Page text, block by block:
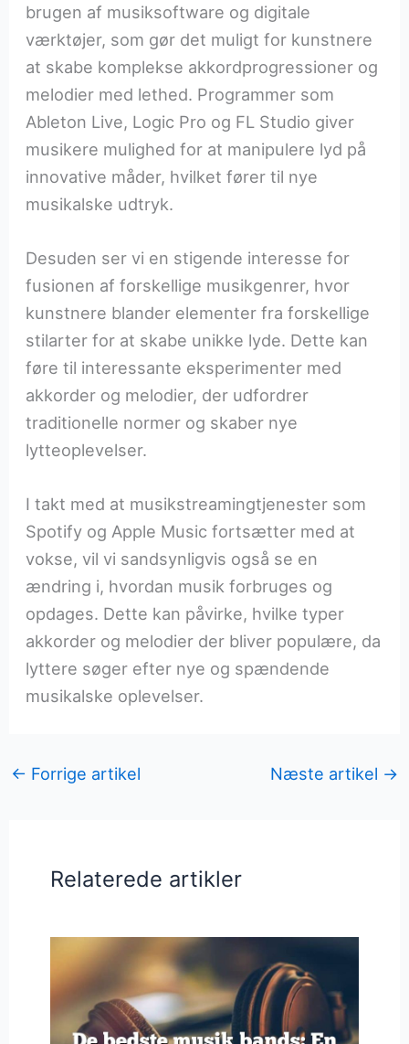
brugen af musiksoftware og digitale
værktøjer, som gør det muligt for kunstnere
at skabe komplekse akkordprogressioner og
melodier med lethed. Programmer som
Ableton Live, Logic Pro og FL Studio giver
musikere mulighed for at manipulere lyd på
innovative måder, hvilket fører til nye
musikalske udtryk.
Desuden ser vi en stigende interesse for
fusionen af forskellige musikgenrer, hvor
kunstnere blander elementer fra forskellige
stilarter for at skabe unikke lyde. Dette kan
føre til interessante eksperimenter med
akkorder og melodier, der udfordrer
traditionelle normer og skaber nye
lytteoplevelser.
I takt med at musikstreamingtjenester som
Spotify og Apple Music fortsætter med at
vokse, vil vi sandsynligvis også se en
ændring i, hvordan musik forbruges og
opdages. Dette kan påvirke, hvilke typer
akkorder og melodier der bliver populære, da
lyttere søger efter nye og spændende
musikalske oplevelser.
← Forrige artikel Næste artikel →
Relaterede artikler